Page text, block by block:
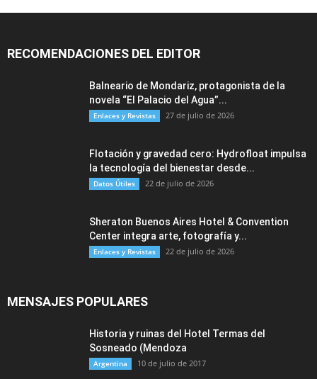
RECOMENDACIONES DEL EDITOR
Balneario de Mondariz, protagonista de la
novela “El Palacio del Agua”...
Enlaces y Revistas 27 de julio de 2026
Flotación y gravedad cero: Hydrofloat impulsa
la tecnología del bienestar desde...
Datos Útiles 22 de julio de 2026
Sheraton Buenos Aires Hotel & Convention
Center integra arte, fotografía y...
Enlaces y Revistas 22 de julio de 2026
MENSAJES POPULARES
Historia y ruinas del Hotel Termas del
Sosneado (Mendoza
Argentina 10 de julio de 2017